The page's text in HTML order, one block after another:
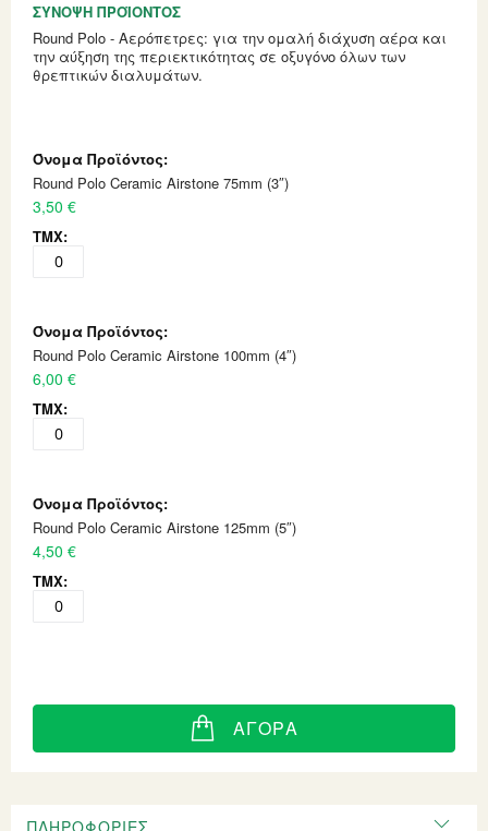
images
gallery
ΣΎΝΟΨΗ ΠΡΟΪΌΝΤΟΣ
Round Polo - Αερόπετρες: για την ομαλή διάχυση αέρα και
την αύξηση της περιεκτικότητας σε οξυγόνο όλων των
θρεπτικών διαλυμάτων.
product
items
Round Polo Ceramic Airstone 75mm (3″)
3,50 €
Round Polo Ceramic Airstone 100mm (4″)
6,00 €
Round Polo Ceramic Airstone 125mm (5″)
4,50 €
ΑΓΟΡΆ